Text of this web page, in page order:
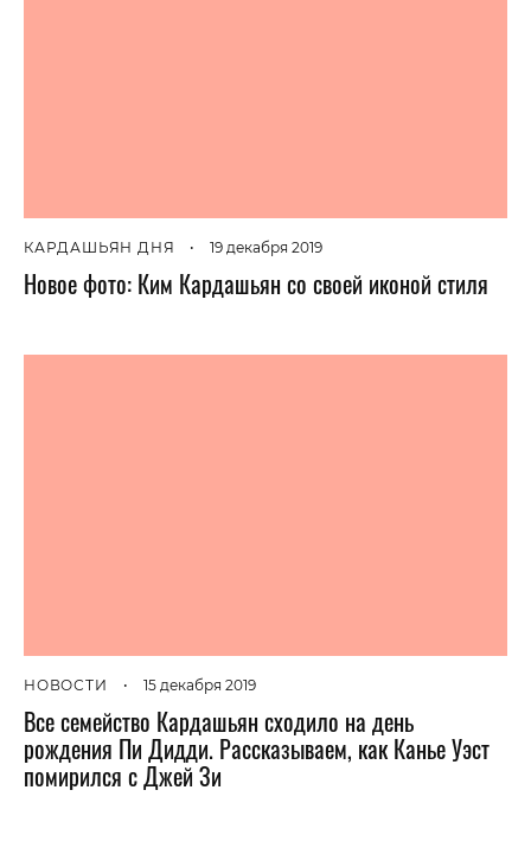
КАРДАШЬЯН ДНЯ • 19 декабря 2019
Новое фото: Ким Кардашьян со своей иконой стиля
НОВОСТИ • 15 декабря 2019
Все семейство Кардашьян сходило на день
рождения Пи Дидди. Рассказываем, как Канье Уэст
помирился с Джей Зи